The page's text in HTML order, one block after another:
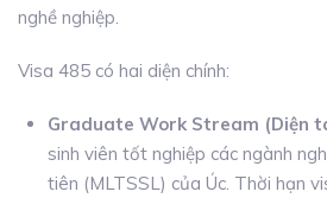
nghề nghiệp.
Visa 485 có hai diện chính:
Graduate Work Stream (Diện
sinh viên tốt nghiệp các ngành
tiên (MLTSSL) của Úc. Thời hạn